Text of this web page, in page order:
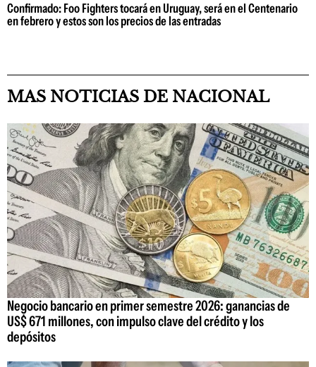
Confirmado: Foo Fighters tocará en Uruguay, será en el Centenario
en febrero y estos son los precios de las entradas
MAS NOTICIAS DE NACIONAL
Negocio bancario en primer semestre 2026: ganancias de
US$ 671 millones, con impulso clave del crédito y los
depósitos